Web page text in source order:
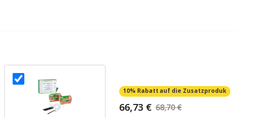
10% Rabatt auf die Zusatzproduk
66,73 € 68,70 €